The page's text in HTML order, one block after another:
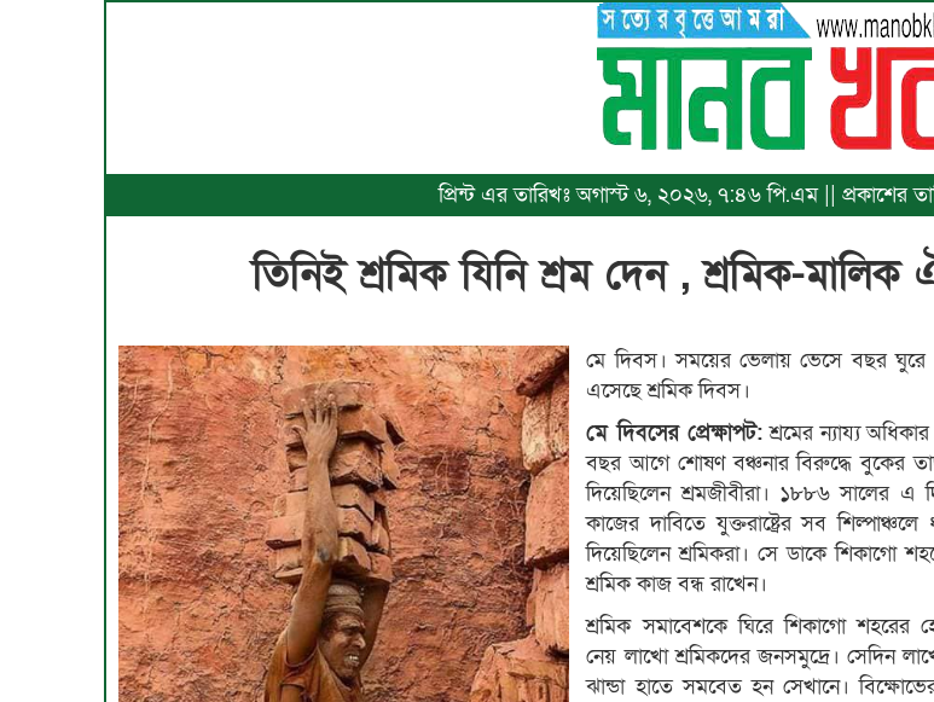
প্রিন্ট এর তারিখঃ অগাস্ট ৬, ২০২৬, ৭:৪৬ পি.এম || প্রকাশের
তিনিই শ্রমিক যিনি শ্রম দেন , শ্রমিক-
মে দিবস। সময়ের ভেলায় ভেসে বছর ঘুরে
এসেছে শ্রমিক দিবস।
মে দিবসের প্রেক্ষাপট: শ্রমের ন্যায্য
বছর আগে শোষণ বঞ্চনার বিরুদ্ধে বুকের
দিয়েছিলেন শ্রমজীবীরা। ১৮৮৬ সালের এ
কাজের দাবিতে যুক্তরাষ্ট্রের সব
দিয়েছিলেন শ্রমিকরা। সে ডাকে শিকাগো
শ্রমিক কাজ বন্ধ রাখেন।
শ্রমিক সমাবেশকে ঘিরে শিকাগো শহরের
নেয় লাখো শ্রমিকদের জনসমুদ্রে। সেদিন
ঝান্ডা হাতে সমবেত হন সেখানে।